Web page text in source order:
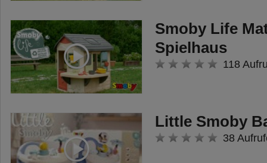
Smoby Life
Spielhaus
118
Little Smoby
38